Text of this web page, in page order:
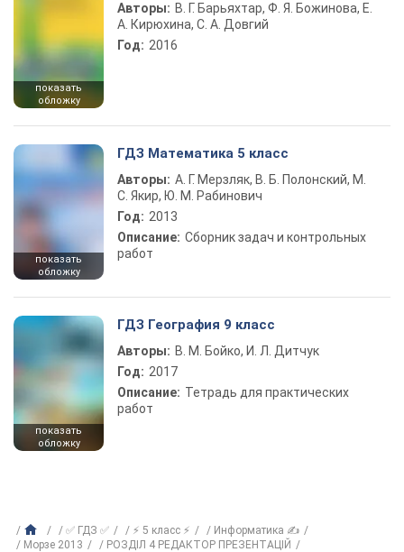
показать
обложку
Авторы: В. Г. Барьяхтар, Ф. Я. Божинова, Е.
А. Кирюхина, С. А. Довгий
Год: 2016
показать
обложку
ГДЗ Математика 5 класс
Авторы: А. Г. Мерзляк, В. Б. Полонский, М.
С. Якир, Ю. М. Рабинович
Год: 2013
Описание: Сборник задач и контрольных
работ
показать
обложку
ГДЗ География 9 класс
Авторы: В. М. Бойко, И. Л. Дитчук
Год: 2017
Описание: Тетрадь для практических
работ
✅ ГДЗ ✅ ⚡ 5 класс ⚡
Информатика ✍
Морзе 2013
РОЗДІЛ 4 РЕДАКТОР ПРЕЗЕНТАЦІЙ